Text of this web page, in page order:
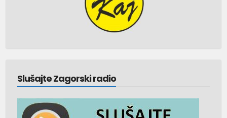
Slušajte Zagorski radio